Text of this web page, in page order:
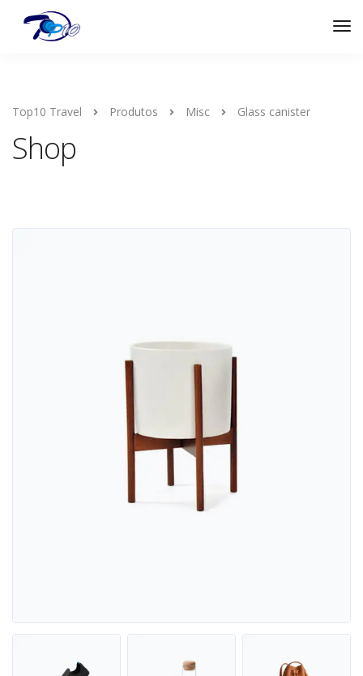
Top10 Travel Produtos Misc Glass canister
Shop